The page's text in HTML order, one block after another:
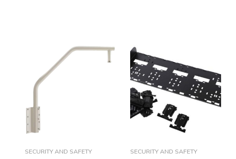
SECURITY AND SAFETY
SECURITY AND SAFETY